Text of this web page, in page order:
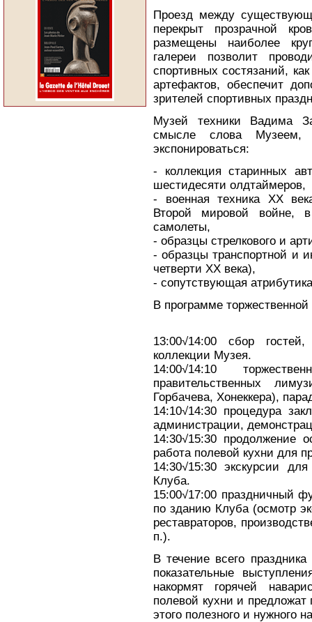
Проезд между
перекрыт прозрачной
размещены наиболее
галереи позволит
спортивных состязаний,
артефактов, обеспечит
зрителей спортивных
Музей техники Вадима
смысле слова
экспонироваться:
- коллекция старинных
шестидесяти олдтаймеров,
- военная техника ХХ
Второй мировой войне,
самолеты,
- образцы стрелкового и
- образцы транспортной и
четверти ХХ века),
- сопутствующая
В программе
13:00√14:00 сбор
коллекции Музея.
14:00√14:10
правительственных
Горбачева, Хонеккера),
14:10√14:30 процедура
администрации,
14:30√15:30 продолжение
работа полевой кухни для
14:30√15:30 экскурсии
Клуба.
15:00√17:00 праздничный
по зданию Клуба (осмотр
реставраторов,
п.).
В течение всего
показательные
накормят горячей
полевой кухни и
этого полезного и нужного